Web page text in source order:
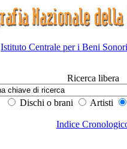
Istituto Centrale per i Beni
Ricerca libera
Dischi o brani Artisti
Indice